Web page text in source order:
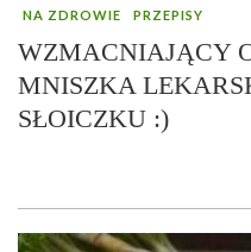
NA ZDROWIE PRZEPISY
WZMACNIAJĄCY
MNISZKA
SŁOICZKU :)